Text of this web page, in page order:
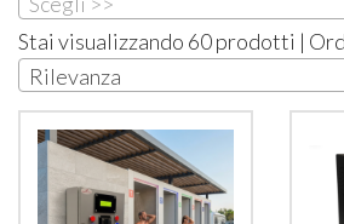
Stai visualizzando 60 prodotti |
Rilevanza